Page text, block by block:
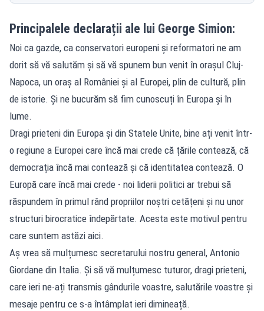
Principalele declarații ale lui George Simion:
Noi ca gazde, ca conservatori europeni și reformatori ne am
dorit să vă salutăm și să vă spunem bun venit în orașul Cluj-
Napoca, un oraș al României și al Europei, plin de cultură, plin
de istorie. Și ne bucurăm să fim cunoscuți în Europa și în
lume.
Dragi prieteni din Europa și din Statele Unite, bine ați venit într-
o regiune a Europei care încă mai crede că țările contează, că
democrația încă mai contează și că identitatea contează. O
Europă care încă mai crede - noi liderii politici ar trebui să
răspundem în primul rând propriilor noștri cetățeni și nu unor
structuri birocratice îndepărtate. Acesta este motivul pentru
care suntem astăzi aici.
Aș vrea să mulțumesc secretarului nostru general, Antonio
Giordane din Italia. Și să vă mulțumesc tuturor, dragi prieteni,
care ieri ne-ați transmis gândurile voastre, salutările voastre și
mesaje pentru ce s-a întâmplat ieri dimineață.